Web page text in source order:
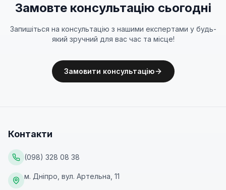
Замовте консультацію сьогодні
Запишіться на консультацію з нашими експертами у будь-
який зручний для вас час та місце!
Замовити консультацію
Контакти
(098) 328 08 38
м. Дніпро, вул. Артельна, 11